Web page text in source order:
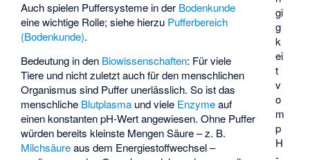
gi
g
k
ei
t
v
o
m
p
H
-
Auch spielen Puffersysteme in der Bodenkunde
eine wichtige Rolle; siehe hierzu Pufferbereich
(Bodenkunde).
Bedeutung in den Biowissenschaften: Für viele
Tiere und nicht zuletzt auch für den menschlichen
Organismus sind Puffer unerlässlich. So ist das
menschliche Blutplasma und viele Enzymeauf
einen konstanten pH-Wert angewiesen. Ohne Puffer
würden bereits kleinste Mengen Säure – z. B.
Milchsäureaus dem Energiestoffwechsel –